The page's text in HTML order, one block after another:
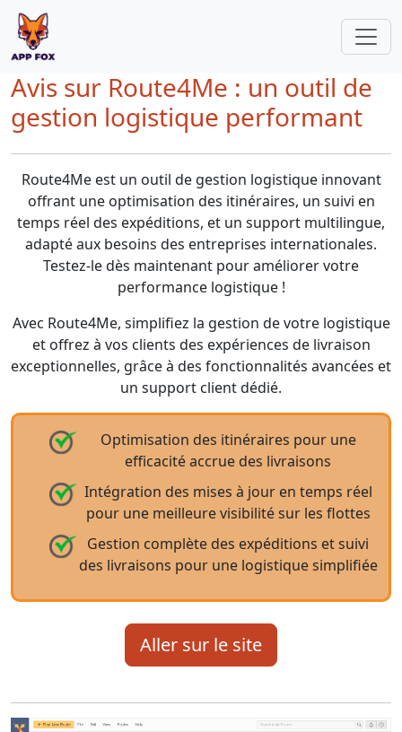
Avis sur Route4Me : un outil de
gestion logistique performant
Route4Me est un outil de gestion logistique innovant
offrant une optimisation des itinéraires, un suivi en
temps réel des expéditions, et un support multilingue,
adapté aux besoins des entreprises internationales.
Testez-le dès maintenant pour améliorer votre
performance logistique !
Avec Route4Me, simplifiez la gestion de votre logistique
et offrez à vos clients des expériences de livraison
exceptionnelles, grâce à des fonctionnalités avancées et
un support client dédié.
Optimisation des itinéraires pour une
efficacité accrue des livraisons
Intégration des mises à jour en temps réel
pour une meilleure visibilité sur les flottes
Gestion complète des expéditions et suivi
des livraisons pour une logistique simplifiée
Aller sur le site